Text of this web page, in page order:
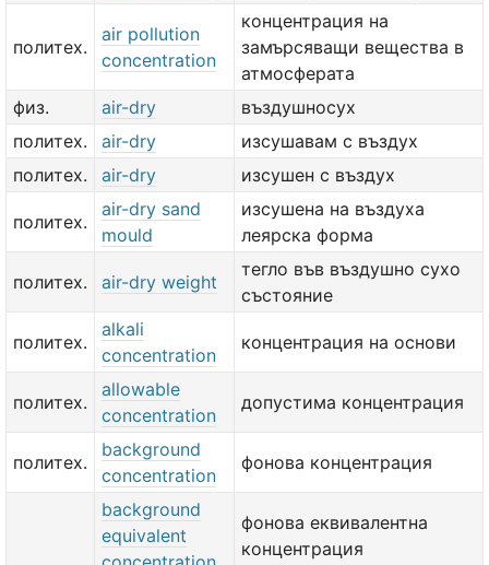
политех.
air pollution
concentration
концентрация на
замърсяващи вещества в
атмосферата
физ.
air-dry
въздушносух
политех.
air-dry
изсушавам с въздух
политех.
air-dry изсушен с въздух
политех.
air-dry sand
mould
изсушена на въздуха
леярска форма
политех. air-dry weight
тегло във въздушно сухо
състояние
политех.
alkali
concentration
концентрация на основи
политех.
allowable
concentration
допустима концентрация
политех.
background
concentration
фонова концентрация
background
equivalent
фонова еквивалентна
концентрация